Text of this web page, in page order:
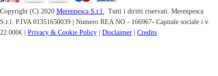
Copyright (C) 2020 Merenpesca S.r.l.. Tutti i diritti riservati. Merenpesca
S.r.l. P.IVA 01351650039 | Numero REA NO - 166967- Capitale sociale i.v.
22.000€ | Privacy & Cookie Policy Disclaimer Credits